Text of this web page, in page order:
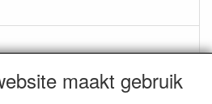
maakt gebruik
SNIJMALLEN STEMPELS
TOEBEHOREN